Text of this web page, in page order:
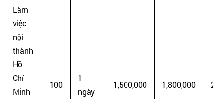
Làm
việc
nội
thành
Hồ
Chí
Minh
100
1
ngày
1,500,000 1,800,000